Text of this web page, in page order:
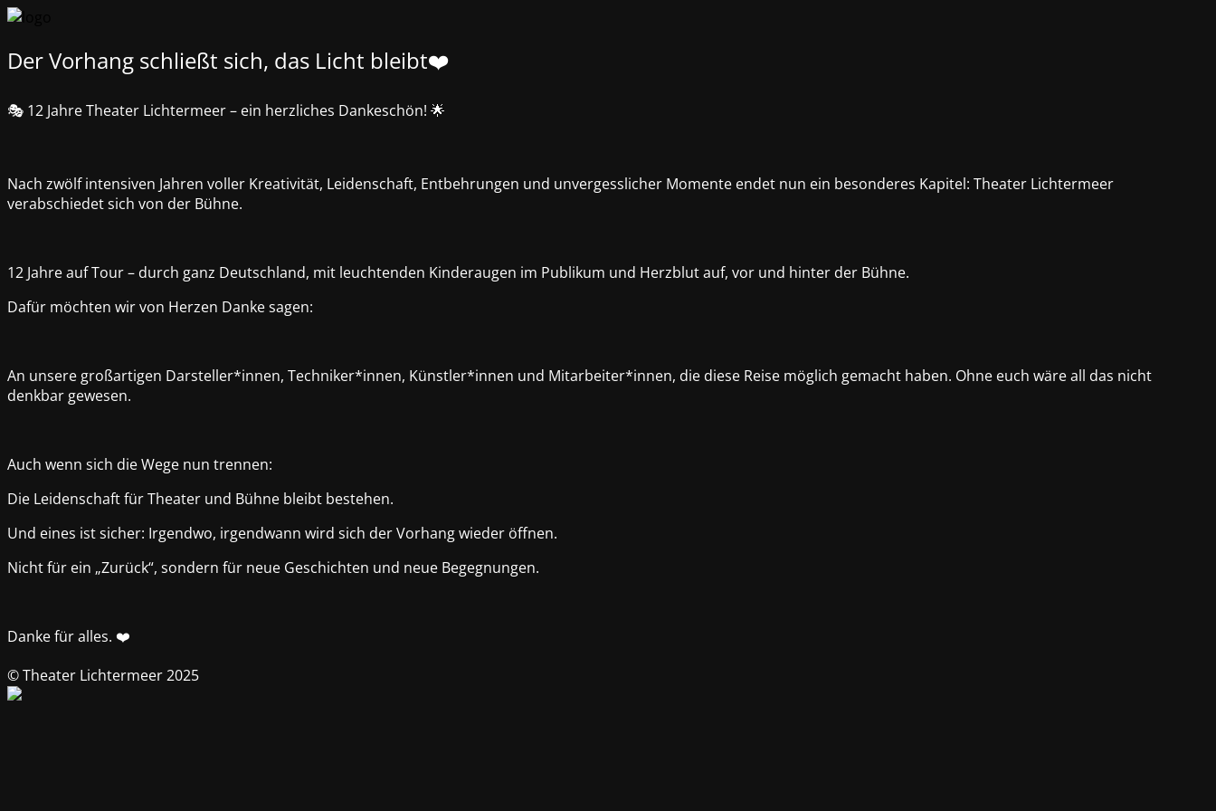
Der Vorhang schließt sich, das Licht bleibt❤️
🎭 12 Jahre Theater Lichtermeer – ein herzliches Dankeschön! 🌟
Nach zwölf intensiven Jahren voller Kreativität, Leidenschaft, Entbehrungen und unvergesslicher Momente endet nun ein besonderes Kapitel: Theater Lichtermeer
verabschiedet sich von der Bühne.
12 Jahre auf Tour – durch ganz Deutschland, mit leuchtenden Kinderaugen im Publikum und Herzblut auf, vor und hinter der Bühne.
Dafür möchten wir von Herzen Danke sagen:
An unsere großartigen Darsteller*innen, Techniker*innen, Künstler*innen und Mitarbeiter*innen, die diese Reise möglich gemacht haben. Ohne euch wäre all das nicht
denkbar gewesen.
Auch wenn sich die Wege nun trennen:
Die Leidenschaft für Theater und Bühne bleibt bestehen.
Und eines ist sicher: Irgendwo, irgendwann wird sich der Vorhang wieder öffnen.
Nicht für ein „Zurück“, sondern für neue Geschichten und neue Begegnungen.
Danke für alles. ❤️
© Theater Lichtermeer 2025